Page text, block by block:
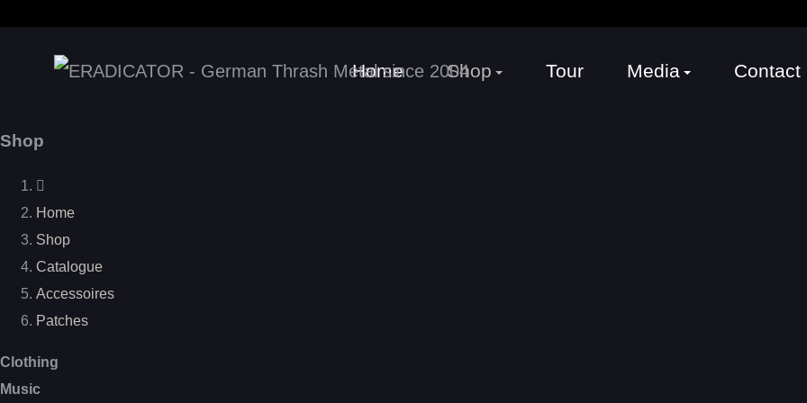
Home Shop Tour Media Contact
Shop
Home
Shop
Catalogue
Accessoires
Patches
Clothing
Music